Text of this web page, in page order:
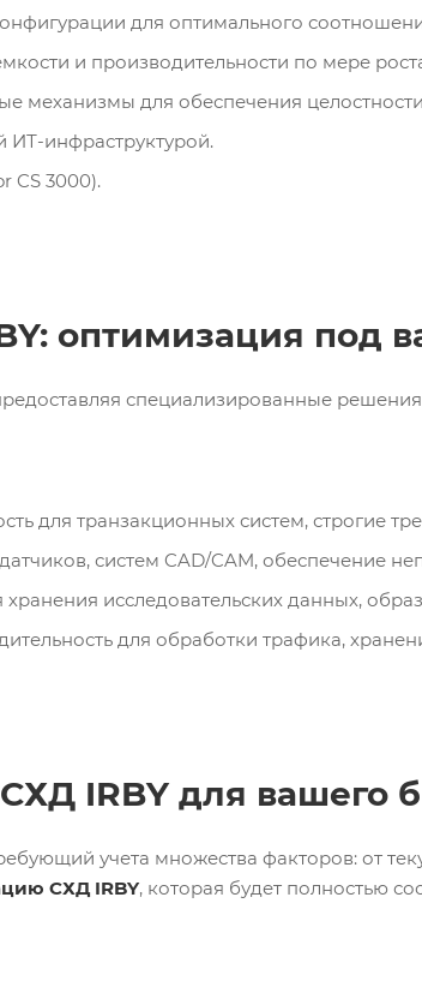
для оптимального
и производительности по мере
механизмы для обеспечения
ИТ-инфраструктурой.
CS 3000).
оптимизация под
специализированные
для транзакционных систем, строгие
систем CAD/CAM, обеспечение
исследовательских данных,
для обработки трафика,
IRBY для вашего
учета множества факторов: от
СХД IRBY, которая будет полностью